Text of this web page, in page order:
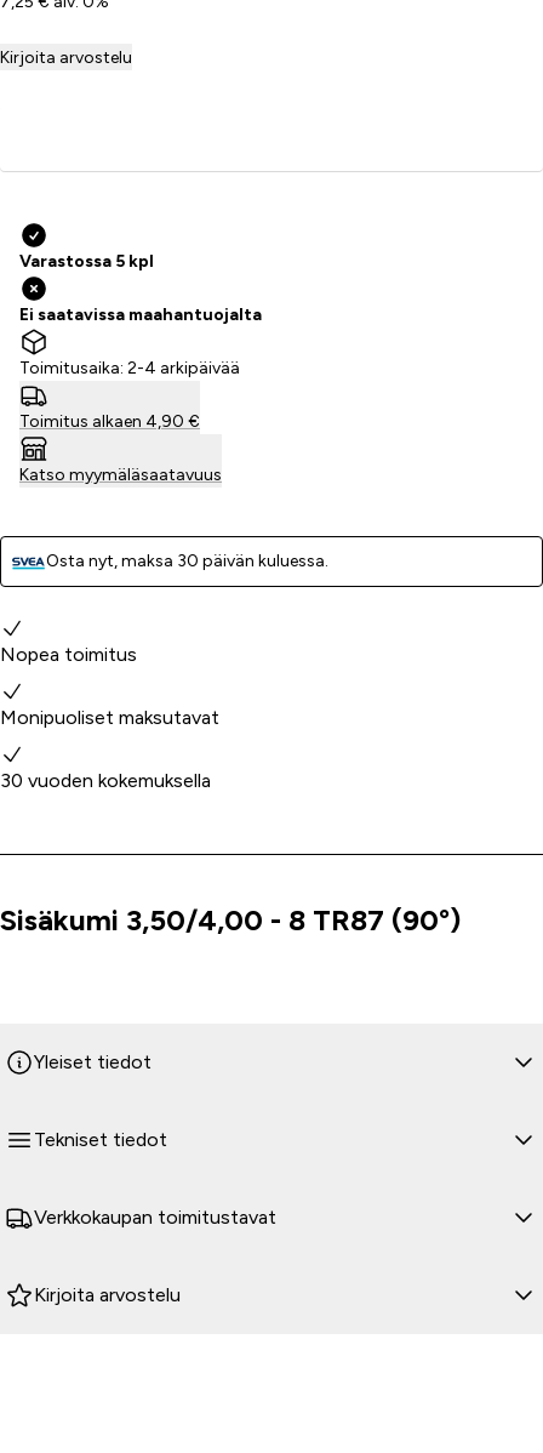
Kirjoita arvostelu
Varastossa 5 kpl
Ei saatavissa maahantuojalta
Toimitusaika: 2-4 arkipäivää
Toimitus alkaen 4,90 €
Katso myymäläsaatavuus
Osta nyt, ­maksa 30 päivän kuluessa.
Miksi valita meidät?
Nopea toimitus
Monipuoliset maksutavat
30 vuoden kokemuksella
Tuoteinfo
Sisäkumi 3,50/4,00 - 8 TR87 (90°)
Yleiset tiedot
Tekniset tiedot
Verkkokaupan toimitustavat
Kirjoita arvostelu